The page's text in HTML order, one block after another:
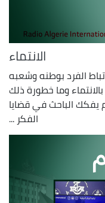
الانتماء
الفرد بوطنه وشعبه
وما خطورة ذلك
الباحث في قضايا
الفكر ...